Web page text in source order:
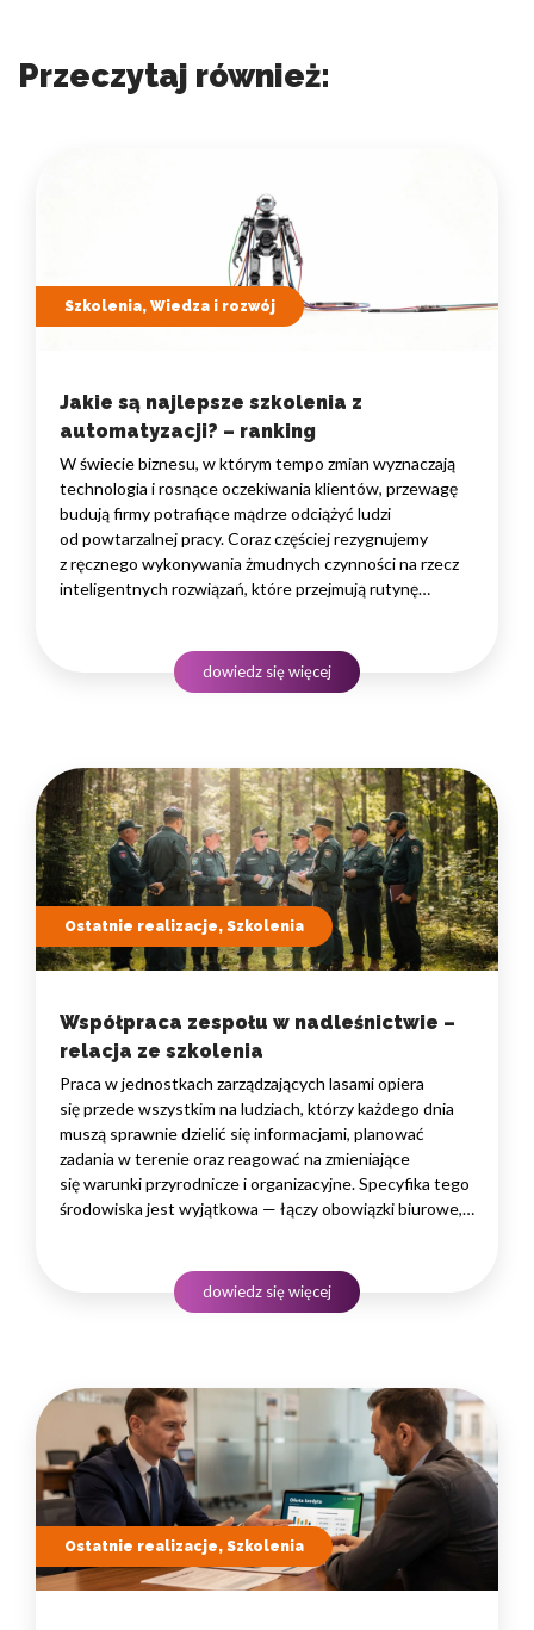
Przeczytaj również:
Szkolenia, Wiedza i rozwój
Jakie są najlepsze szkolenia z
automatyzacji? – ranking
W świecie biznesu, w którym tempo zmian wyznaczają
technologia i rosnące oczekiwania klientów, przewagę
budują firmy potrafiące mądrze odciążyć ludzi
od powtarzalnej pracy. Coraz częściej rezygnujemy
z ręcznego wykonywania żmudnych czynności na rzecz
inteligentnych rozwiązań, które przejmują rutynę
rozwojowego to decyzja strategiczna — wpływa
na wydajność zespołów,…
dowiedz się więcej
Ostatnie realizacje, Szkolenia
Współpraca zespołu w nadleśnictwie –
relacja ze szkolenia
Praca w jednostkach zarządzających lasami opiera
się przede wszystkim na ludziach, którzy każdego dnia
muszą sprawnie dzielić się informacjami, planować
zadania w terenie oraz reagować na zmieniające
się warunki przyrodnicze i organizacyjne. Specyfika tego
środowiska jest wyjątkowa — łączy obowiązki biurowe,
podejmowania decyzji. W takim środowisku
to nie pojedyncze kompetencje, lecz dobrze…
dowiedz się więcej
Ostatnie realizacje, Szkolenia